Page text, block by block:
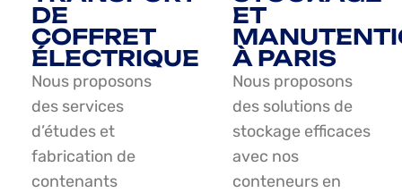
DE
COFFRET
ÉLECTRIQUE
Nous proposons
des services
d’études et
fabrication de
contenants
ET
À PARIS
Nous proposons
des solutions de
stockage efficaces
avec nos
conteneurs en